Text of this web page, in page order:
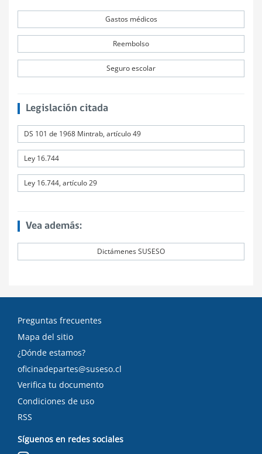
Gastos médicos
Reembolso
Seguro escolar
Legislación citada
DS 101 de 1968 Mintrab, artículo 49
Ley 16.744
Ley 16.744, artículo 29
Vea además:
Dictámenes SUSESO
Preguntas frecuentes
Mapa del sitio
¿Dónde estamos?
oficinadepartes@suseso.cl
Verifica tu documento
Condiciones de uso
RSS
Síguenos en redes sociales